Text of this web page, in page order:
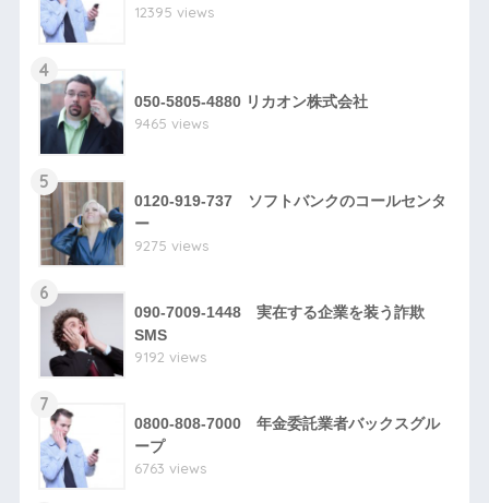
12395 views
4
050-5805-4880 リカオン株式会社
9465 views
5
0120-919-737 ソフトバンクのコールセンタ
ー
9275 views
6
090-7009-1448 実在する企業を装う詐欺
SMS
9192 views
7
0800-808-7000 年金委託業者バックスグル
ープ
6763 views